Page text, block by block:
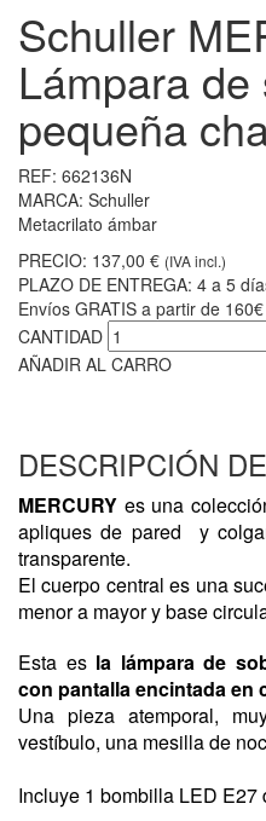
Schuller
Lámpara
pequeña
REF: 662136N
MARCA: Schuller
Metacrilato ámbar
PRECIO: 137,00 € (IVA incl.)
PLAZO DE ENTREGA: 4 a 5
Envíos GRATIS a partir de
CANTIDAD
AÑADIR AL CARRO
DESCRIPCIÓN
MERCURY es una
apliques de pared y
transparente.
El cuerpo central es una
menor a mayor y base
Esta es la lámpara de
con pantalla encintada en
Una pieza atemporal,
vestíbulo, una mesilla de
Incluye 1 bombilla LED E27